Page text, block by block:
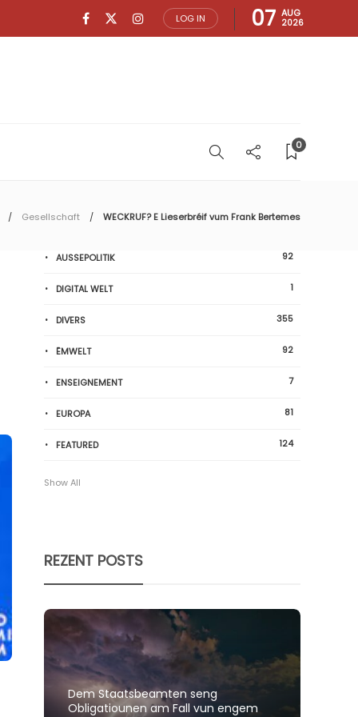
LOG IN 07 AUG
2026
0
Gesellschaft WECKRUF? E Lieserbréif vum Frank Bertemes
AUSSEPOLITIK 92
DIGITAL WELT 1
DIVERS 355
ËMWELT 92
ENSEIGNEMENT 7
EUROPA 81
FEATURED 124
Show All
REZENT POSTS
Dem Staatsbeamten seng
Obligatiounen am Fall vun engem